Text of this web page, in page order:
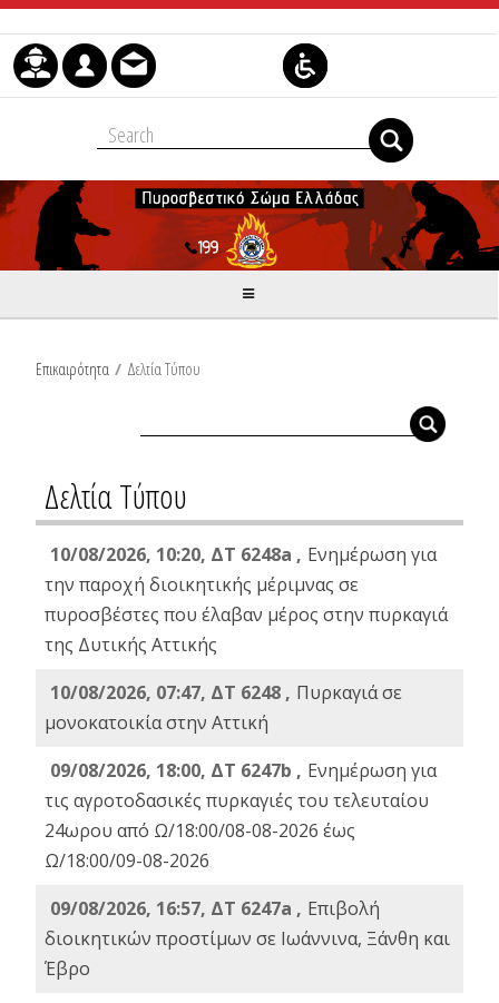
Μετάβαση στο περιεχόμενο
Επικαιρότητα / Δελτία Τύπου
Δελτία Τύπου
10/08/2026, 10:20, ΔΤ 6248a , Ενημέρωση για
την παροχή διοικητικής μέριμνας σε
πυροσβέστες που έλαβαν μέρος στην πυρκαγιά
της Δυτικής Αττικής
10/08/2026, 07:47, ΔΤ 6248 , Πυρκαγιά σε
μονοκατοικία στην Αττική
09/08/2026, 18:00, ΔΤ 6247b , Ενημέρωση για
τις αγροτοδασικές πυρκαγιές του τελευταίου
24ωρου από Ω/18:00/08-08-2026 έως
Ω/18:00/09-08-2026
09/08/2026, 16:57, ΔΤ 6247a , Eπιβολή
διοικητικών προστίμων σε Ιωάννινα, Ξάνθη και
Έβρο